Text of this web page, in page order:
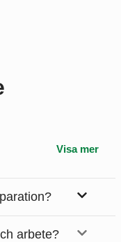
Visa mer
arbete?